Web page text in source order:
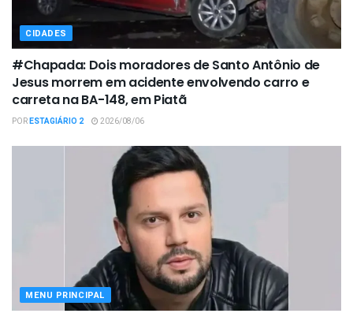
CIDADES
#Chapada: Dois moradores de Santo Antônio de
Jesus morrem em acidente envolvendo carro e
carreta na BA-148, em Piatã
PORESTAGIÁRIO 2 2026/08/06
MENU PRINCIPAL